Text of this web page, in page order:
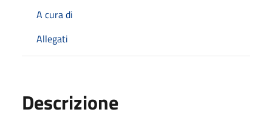
A cura di
Allegati
Descrizione